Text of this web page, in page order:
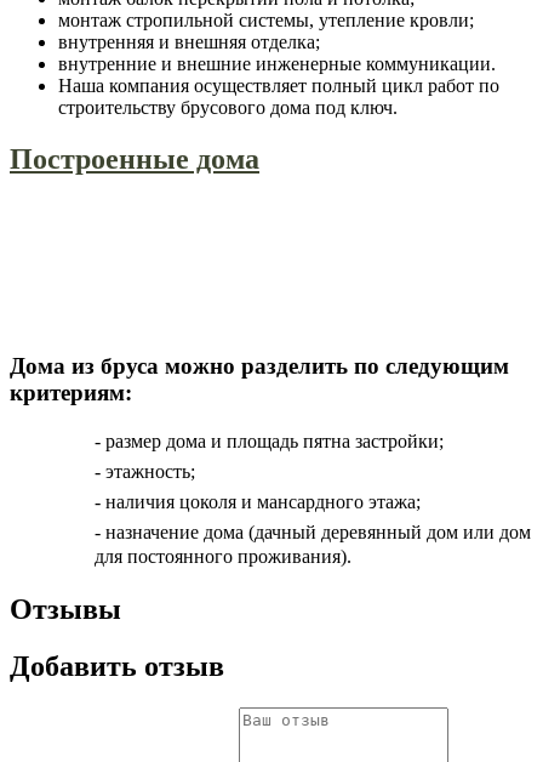
монтаж стропильной системы, утепление кровли;
внутренняя и внешняя отделка;
внутренние и внешние инженерные коммуникации.
Наша компания осуществляет полный цикл работ по
строительству брусового дома под ключ.
Построенные дома
Дома из бруса можно разделить по следующим
критериям:
- размер дома и площадь пятна застройки;
- этажность;
- наличия цоколя и мансардного этажа;
- назначение дома (дачный деревянный дом или дом
для постоянного проживания).
Отзывы
Добавить отзыв